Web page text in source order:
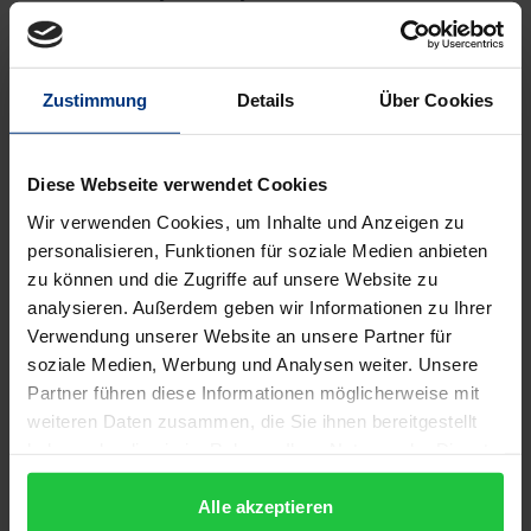
Zustimmung Details Über Cookies
Diese Webseite verwendet Cookies
Wir verwenden Cookies, um Inhalte und Anzeigen zu
personalisieren, Funktionen für soziale Medien anbieten
zu können und die Zugriffe auf unsere Website zu
analysieren. Außerdem geben wir Informationen zu Ihrer
Verwendung unserer Website an unsere Partner für
soziale Medien, Werbung und Analysen weiter. Unsere
Partner führen diese Informationen möglicherweise mit
weiteren Daten zusammen, die Sie ihnen bereitgestellt
gesammelt haben.
Alle akzeptieren
philosophischen Grundannahmen entwickelte
existenzielle Psychoanalyse entgegenzusetzen. Ist
diese existenzielle Psychoanalyse möglich, wie
brauchbare Methode des Verstehens dar? Und ist es
schließlich denkbar, auf ihrer Grundlage eine Form
der praktischen Lebenshilfe zu entwickeln? Unter
Bezugnahme nicht nur auf die philosophischen,
sondern auch auf die wichtigsten literarischen
Werke Sartres lotet die Autorin das theoretische und
insbesondere auch das praktische Potential der
existenziellen Psychoanalyse aus, die bisher ohne
Infragestellung menschlicher (Willens-)Freiheit